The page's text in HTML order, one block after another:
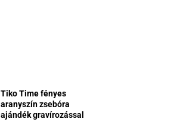
Tiko Time fényes
aranyszín zsebóra
ajándék gravírozással